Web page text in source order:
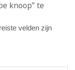
knoop” te
velden zijn